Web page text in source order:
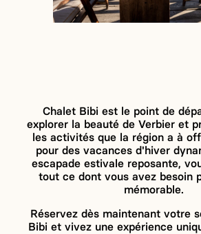
Chalet Bibi est le point de
explorer la beauté de Verbier et
les activités que la région a à
pour des vacances d'hiver
escapade estivale reposante,
tout ce dont vous avez besoin
mémorable.
Réservez dès maintenant votre
Bibi et vivez une expérience